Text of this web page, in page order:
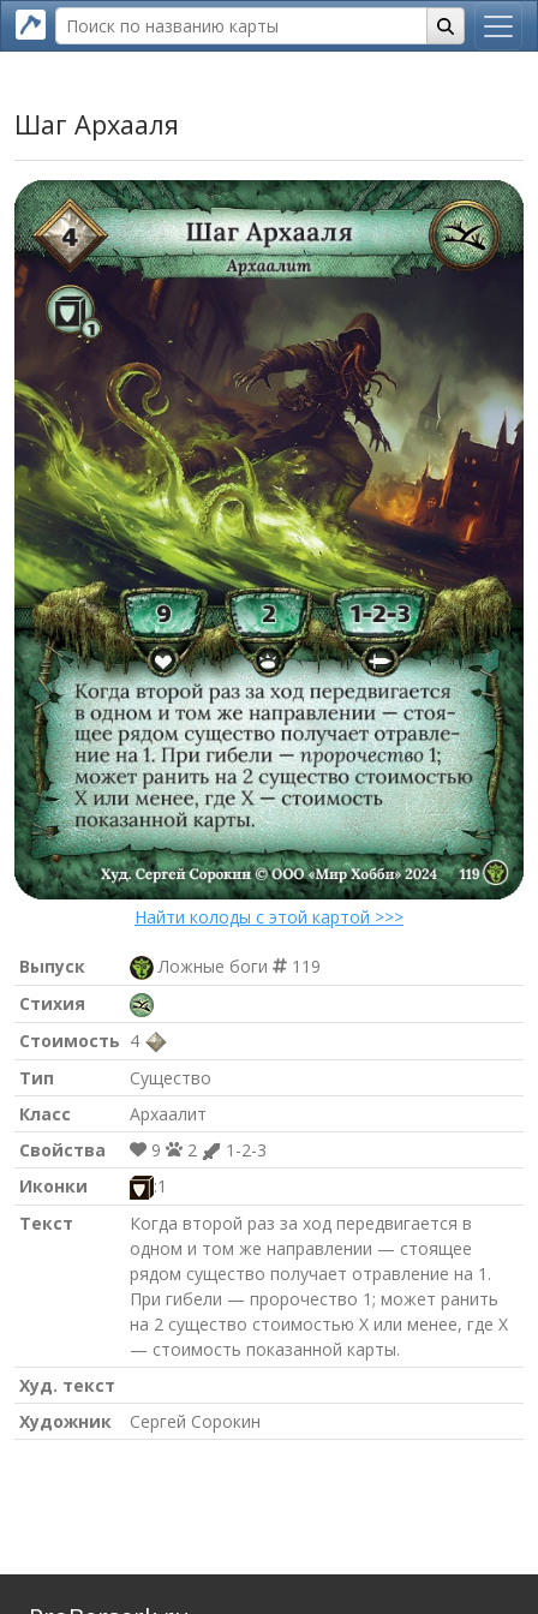
Шаг Архааля
Найти колоды с этой картой >>>
Выпуск Ложные боги
119
Стихия
Стоимость 4
Тип
Существо
Класс
Архаалит
Свойства
9 2
1-2-3
Иконки
:1
Текст
Когда второй раз за ход передвигается в
одном и том же направлении — стоящее
рядом существо получает отравление на 1.
При гибели — пророчество 1; может ранить
на 2 существо стоимостью Х или менее, где Х
— стоимость показанной карты.
Худ. текст
Художник
Сергей Сорокин